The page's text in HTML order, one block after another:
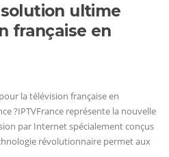
solution ultime
française en
la télévision française en
?IPTVFrance représente la nouvelle
par Internet spécialement conçus
révolutionnaire permet aux